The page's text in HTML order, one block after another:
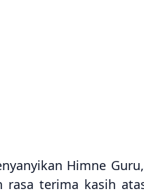
Himne
rasa terima kasih